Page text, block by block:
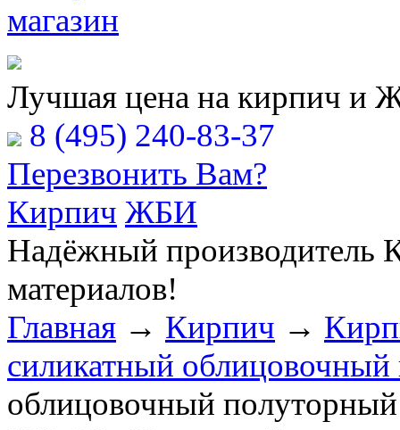
Лучшая цена на кирпич и
8 (495) 240-83-37
Перезвонить Вам?
Кирпич ЖБИ
Надёжный производитель
материалов!
Главная → Кирпич →
силикатный
облицовочный